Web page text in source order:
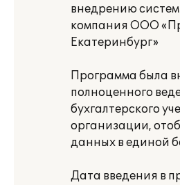
внедрению
компания ООО
Екатеринбург»
Программа была
полноценного
бухгалтерского
организации,
данных в единой
Дата введения в